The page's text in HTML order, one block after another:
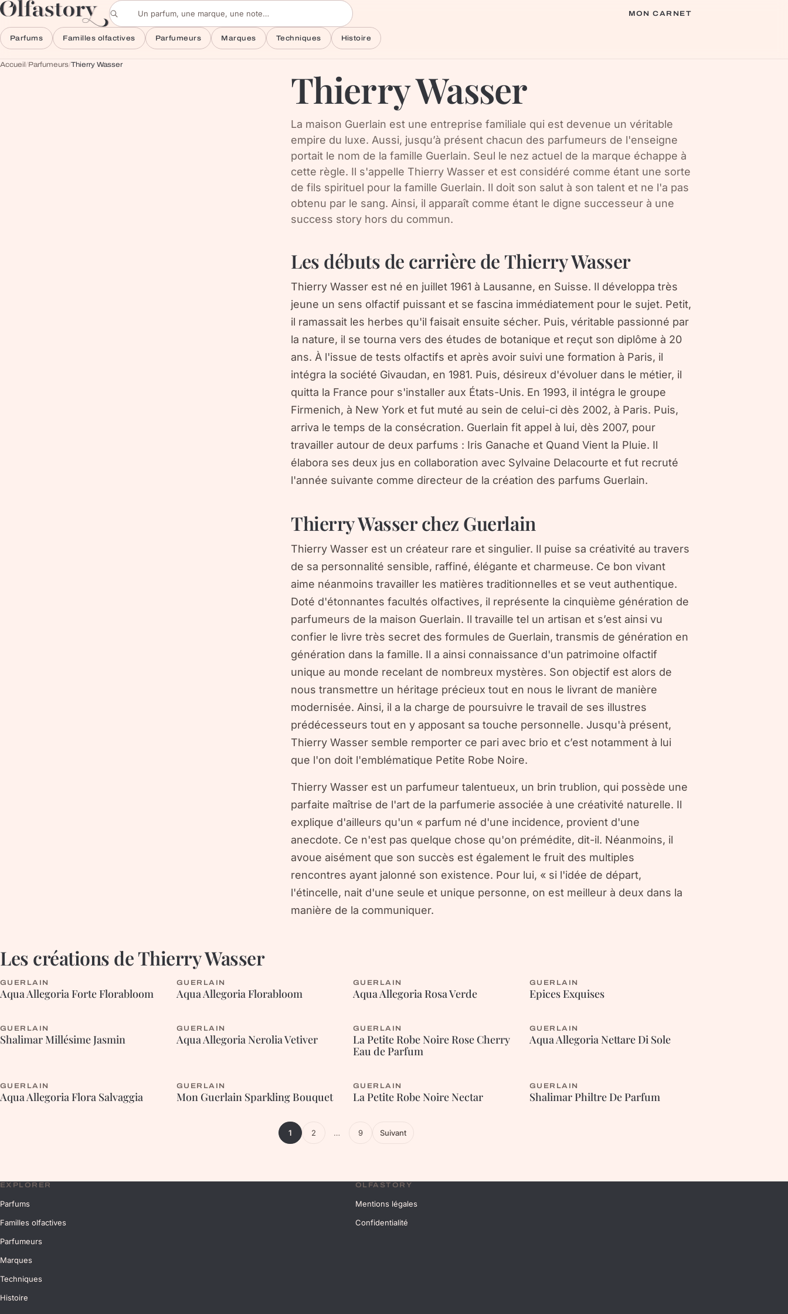
Aller au contenu
Rechercher un parfum
MON CARNET
Parfums Familles olfactives Parfumeurs Marques Techniques Histoire
Accueil/Parfumeurs/Thierry Wasser
Thierry Wasser
La maison Guerlain est une entreprise familiale qui est devenue un véritable
empire du luxe. Aussi, jusqu’à présent chacun des parfumeurs de l'enseigne
portait le nom de la famille Guerlain. Seul le nez actuel de la marque échappe à
cette règle. Il s'appelle Thierry Wasser et est considéré comme étant une sorte
de fils spirituel pour la famille Guerlain. Il doit son salut à son talent et ne l'a pas
obtenu par le sang. Ainsi, il apparaît comme étant le digne successeur à une
success story hors du commun.
Les débuts de carrière de Thierry Wasser
Thierry Wasser est né en juillet 1961 à Lausanne, en Suisse. Il développa très
jeune un sens olfactif puissant et se fascina immédiatement pour le sujet. Petit,
il ramassait les herbes qu'il faisait ensuite sécher. Puis, véritable passionné par
la nature, il se tourna vers des études de botanique et reçut son diplôme à 20
ans. À l'issue de tests olfactifs et après avoir suivi une formation à Paris, il
intégra la société Givaudan, en 1981. Puis, désireux d'évoluer dans le métier, il
quitta la France pour s'installer aux États-Unis. En 1993, il intégra le groupe
Firmenich, à New York et fut muté au sein de celui-ci dès 2002, à Paris. Puis,
arriva le temps de la consécration. Guerlain fit appel à lui, dès 2007, pour
travailler autour de deux parfums : Iris Ganache et Quand Vient la Pluie. Il
élabora ses deux jus en collaboration avec Sylvaine Delacourte et fut recruté
l'année suivante comme directeur de la création des parfums Guerlain.
Thierry Wasser chez Guerlain
Thierry Wasser est un créateur rare et singulier. Il puise sa créativité au travers
de sa personnalité sensible, raffiné, élégante et charmeuse. Ce bon vivant
aime néanmoins travailler les matières traditionnelles et se veut authentique.
Doté d'étonnantes facultés olfactives, il représente la cinquième génération de
parfumeurs de la maison Guerlain. Il travaille tel un artisan et s’est ainsi vu
confier le livre très secret des formules de Guerlain, transmis de génération en
génération dans la famille. Il a ainsi connaissance d'un patrimoine olfactif
unique au monde recelant de nombreux mystères. Son objectif est alors de
nous transmettre un héritage précieux tout en nous le livrant de manière
modernisée. Ainsi, il a la charge de poursuivre le travail de ses illustres
prédécesseurs tout en y apposant sa touche personnelle. Jusqu'à présent,
Thierry Wasser semble remporter ce pari avec brio et c’est notamment à lui
que l'on doit l'emblématique Petite Robe Noire.
Thierry Wasser est un parfumeur talentueux, un brin trublion, qui possède une
parfaite maîtrise de l'art de la parfumerie associée à une créativité naturelle. Il
explique d'ailleurs qu'un « parfum né d'une incidence, provient d'une
anecdote. Ce n'est pas quelque chose qu'on prémédite, dit-il. Néanmoins, il
avoue aisément que son succès est également le fruit des multiples
rencontres ayant jalonné son existence. Pour lui, « si l'idée de départ,
l'étincelle, nait d'une seule et unique personne, on est meilleur à deux dans la
manière de la communiquer.
Les créations deThierry Wasser
FLEURIE
GUERLAIN
Aqua Allegoria Forte Florabloom FLEURIE
GUERLAIN
Aqua Allegoria Florabloom AROMATIQUE
GUERLAIN
Aqua Allegoria Rosa Verde ORIENTALE
GUERLAIN
Epices Exquises
ORIENTALE
GUERLAIN
Shalimar Millésime Jasmin BOISÉE
GUERLAIN
Aqua Allegoria Nerolia Vetiver FLEURIE
GUERLAIN
La Petite Robe Noire Rose Cherry
Eau de Parfum
FLEURIE
GUERLAIN
Aqua Allegoria Nettare Di Sole
FLEURIE
GUERLAIN
Aqua Allegoria Flora Salvaggia ORIENTALE
GUERLAIN
Mon Guerlain Sparkling Bouquet ORIENTALE
GUERLAIN
La Petite Robe Noire Nectar ORIENTALE
GUERLAIN
Shalimar Philtre De Parfum
1 2 … 9 Suivant
EXPLORER
Parfums
Familles olfactives
Parfumeurs
Marques
Techniques
Histoire
OLFASTORY
Mentions légales
Confidentialité